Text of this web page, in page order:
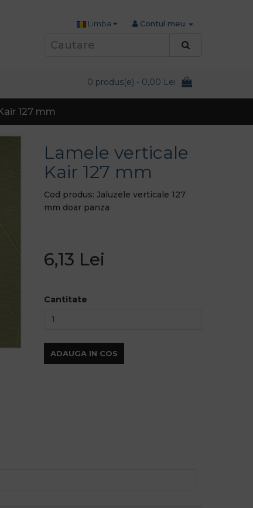
Contul meu
Limba
0 produs(e) - 0,00 Lei
127 mm
Lamele verticale
Kair 127 mm
Cod produs: Jaluzele verticale 127
mm doar panza
6,13 Lei
Cantitate
ADAUGA IN COS